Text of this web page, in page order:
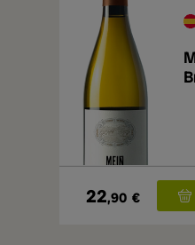
22,90 €